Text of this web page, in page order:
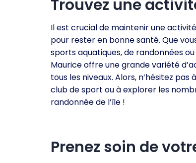
Trouvez une
Il est crucial de maintenir une
pour rester en bonne santé. Que
sports aquatiques, de randonnées ou
Maurice offre une grande variété
tous les niveaux. Alors, n’hésitez pas
club de sport ou à explorer les
randonnée de l’île !
Prenez soin de